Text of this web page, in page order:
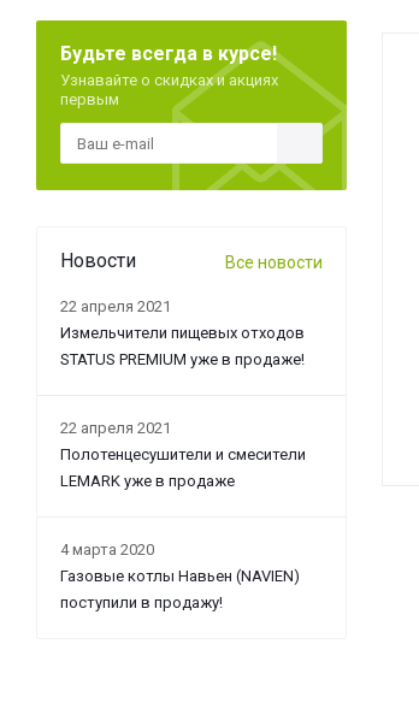
Будьте всегда в курсе!
Узнавайте о скидках и акциях
первым
Новости Все новости
22 апреля 2021
Измельчители пищевых отходов
STATUS PREMIUM уже в продаже!
22 апреля 2021
Полотенцесушители и смесители
LEMARK уже в продаже
4 марта 2020
Газовые котлы Навьен (NAVIEN)
поступили в продажу!